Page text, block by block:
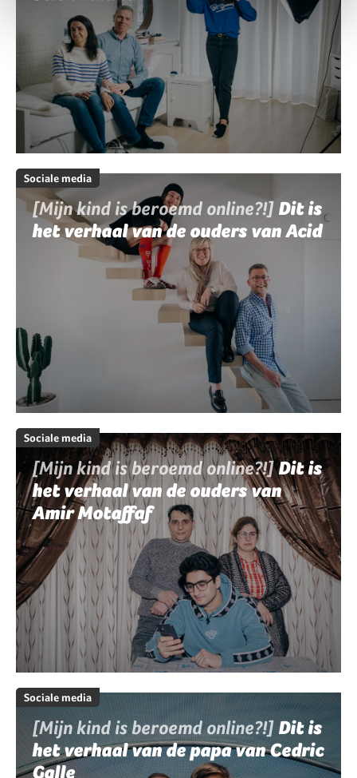
Sociale media
[Mijn kind is beroemd online?!] Dit is
het verhaal van de ouders van Acid
Sociale media
[Mijn kind is beroemd online?!]Dit is
het verhaal van de ouders van
Amir Motaffaf
Sociale media
[Mijn kind is beroemd online?!] Dit is
het verhaal van de papa van Cedric
Galle